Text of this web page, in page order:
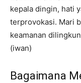
kepala dingin, hati
terprovokasi. Mari
keamanan
(iwan)
Bagaimana